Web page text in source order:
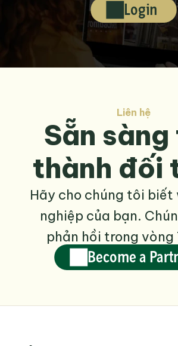
Login
Liên hệ
Sẵn
thành đối
Hãy cho chúng tôi biết
nghiệp của bạn.
phản hồi trong vòng
Become a